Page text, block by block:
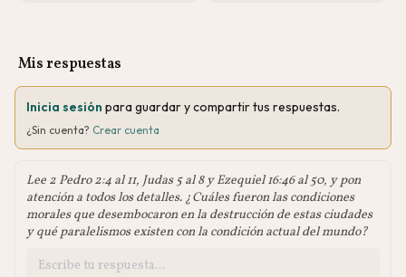
Mis respuestas
Inicia sesión para guardar y compartir tus respuestas.
¿Sin cuenta? Crear cuenta
Lee 2 Pedro 2:4 al 11, Judas 5 al 8 y Ezequiel 16:46 al 50, y pon
atención a todos los detalles. ¿Cuáles fueron las condiciones
morales que desembocaron en la destrucción de estas ciudades
y qué paralelismos existen con la condición actual del mundo?